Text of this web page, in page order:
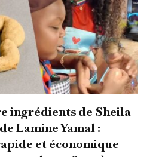
ingrédients de Sheila
Lamine Yamal :
et économique